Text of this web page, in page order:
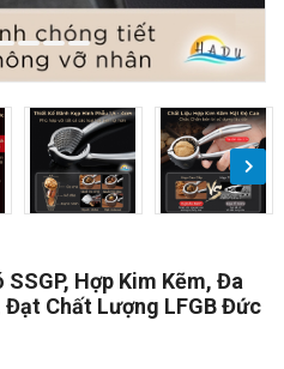
Hợp Kim Kẽm, Đa
Chất Lượng LFGB Đức